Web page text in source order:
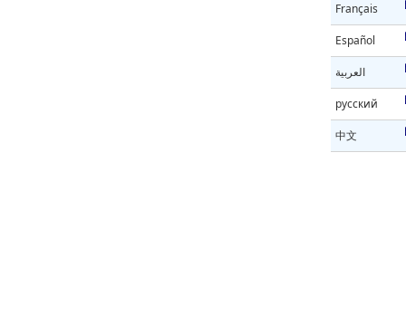
Français
Español
العربية
русский
中文